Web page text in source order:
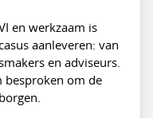
en werkzaam is
aanleveren: van
en adviseurs.
besproken om de